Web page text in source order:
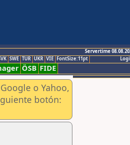
Servertime
SWE TUR UKR VIE FontSize:11pt
ÖSB FIDE
o Yahoo,
botón: